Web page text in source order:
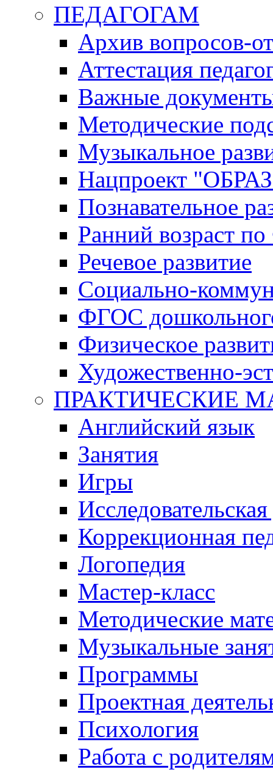
ПЕДАГОГАМ
Архив вопросов-
Аттестация
Важные
Методические
Музыкальное
Нацпроект
Познавательное
Ранний возраст
Речевое развитие
Социально-
ФГОС
Физическое
Художественно-
ПРАКТИЧЕСКИЕ
Английский язык
Занятия
Игры
Коррекционная
Логопедия
Мастер-класс
Методические
Музыкальные
Программы
Проектная
Психология
Работа с